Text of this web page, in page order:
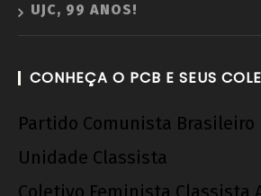
UJC, 99 ANOS!
CONHEÇA O PCB E SEUS
Partido Comunista Brasileiro
Unidade Classista